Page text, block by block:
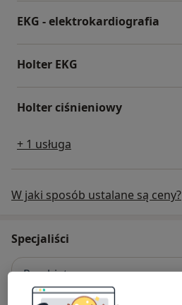
EKG - elektrokardiografia
Holter EKG
Holter ciśnieniowy
+ 1 usługa
W jaki sposób ustalane są ceny?
Specjaliści
Psychiatra